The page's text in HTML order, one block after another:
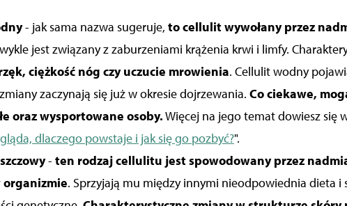
- jak sama nazwa sugeruje, to cellulit wywołany przez
jest związany z zaburzeniami krążenia krwi i limfy.
ciężkość nóg czy uczucie mrowienia. Cellulit wodny
zaczynają się już w okresie dojrzewania. Co ciekawe,
oraz wysportowane osoby.Więcej na jego temat dowiesz się
dlaczego powstaje i jak się go pozbyć?".
- ten rodzaj cellulitu jest spowodowany przez
organizmie. Sprzyjają mu między innymi nieodpowiednia dieta i